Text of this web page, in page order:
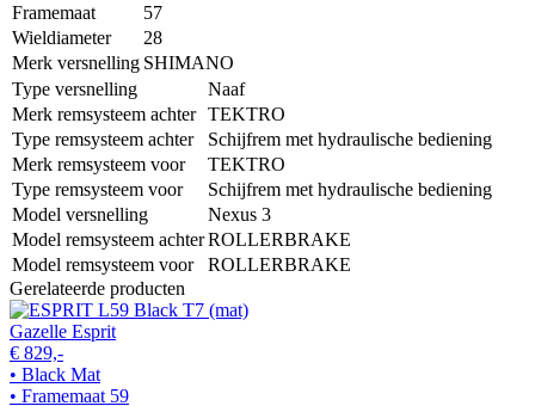
Framemaat
57
Wieldiameter
28
Merk versnelling SHIMANO
Type versnelling
Naaf
Merk remsysteem achter TEKTRO
Type remsysteem achter
Schijfrem met hydraulische bediening
Merk remsysteem voor
TEKTRO
Type remsysteem voor
Schijfrem met hydraulische bediening
Model versnelling
Nexus 3
Model remsysteem achterROLLERBRAKE
Model remsysteem voor
ROLLERBRAKE
Gerelateerde producten
Gazelle Esprit
€ 829,-
• Black Mat
• Framemaat 59